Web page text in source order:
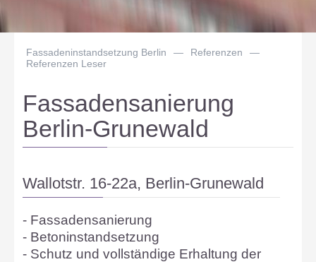
Fassadeninstandsetzung Berlin — Referenzen
—
Referenzen Leser
Fassadensanierung
Berlin-Grunewald
Wallotstr. 16-22a, Berlin-Grunewald
- Fassadensanierung
- Betoninstandsetzung
- Schutz und vollständige Erhaltung der